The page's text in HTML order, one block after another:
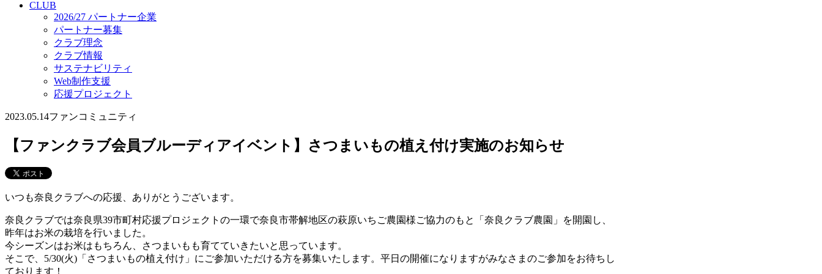
CLUB
2026/27 パートナー企業
パートナー募集
クラブ理念
クラブ情報
サステナビリティ
Web制作支援
応援プロジェクト
2023.05.14ファンコミュニティ
​​【ファンクラブ会員ブルーディアイベント】さつまいもの植え付け実施のお知らせ
いつも奈良クラブへの応援、ありがとうございます。
奈良クラブでは奈良県39市町村応援プロジェクトの一環で奈良市帯解地区の萩原いちご農園様ご協力のもと「奈良クラブ農園」を開園し、
昨年はお米の栽培を行いました。
今シーズンはお米はもちろん、さつまいもも育てていきたいと思っています。
そこで、5/30(火)「さつまいもの植え付け」にご参加いただける方を募集いたします。 平日の開催になりますがみなさまのご参加をお待ちし
ております！